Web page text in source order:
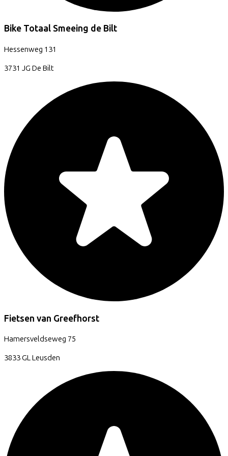
Bike Totaal Smeeing de Bilt
Hessenweg 131
3731 JG De Bilt
Fietsen van Greefhorst
Hamersveldseweg 75
3833 GLLeusden